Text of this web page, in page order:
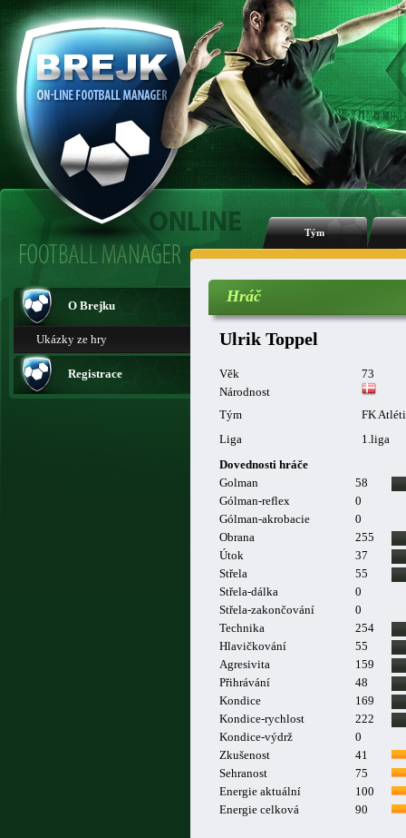
Tým
O Brejku
Ukázky ze hry
Registrace
Hráč
Ulrik Toppel
Věk
73
Národnost
Tým
FK
Liga
1.liga
Dovednosti hráče
Golman
58
Gólman-reflex
0
Gólman-akrobacie
0
Obrana
255
Útok
37
Střela
55
Střela-dálka
0
Střela-zakončování
0
Technika
254
Hlavičkování
55
Agresivita
159
Přihrávání
48
Kondice
169
Kondice-rychlost
222
Kondice-výdrž
0
Zkušenost
41
Sehranost
75
Energie aktuální
100
Energie celková
90